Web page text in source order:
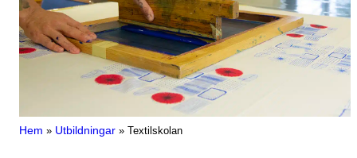
Hem » Utbildningar » Textilskolan